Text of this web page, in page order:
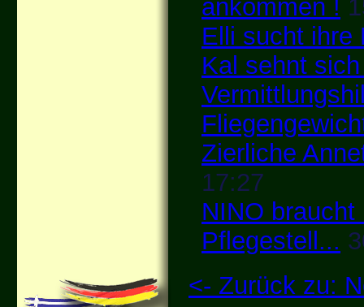
ankommen !
Elli sucht ihre
Kal sehnt
Zierliche
17:27
NINO
Pflegestell...
<- Zurück zu: